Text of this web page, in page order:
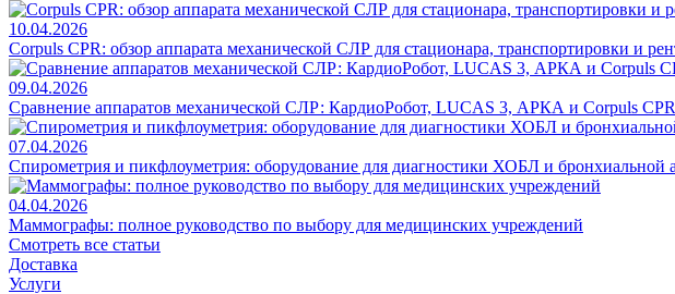
10.04.2026
Corpuls CPR: обзор аппарата механической СЛР для стационара, транспортировки и
09.04.2026
Сравнение аппаратов механической СЛР: КардиоРобот, LUCAS 3, АРКА и Corpuls CPR
07.04.2026
Спирометрия и пикфлоуметрия: оборудование для диагностики ХОБЛ и бронхиальной
04.04.2026
Маммографы: полное руководство по выбору для медицинских учреждений
Смотреть все статьи
Доставка
Услуги